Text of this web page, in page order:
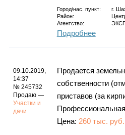
Город/нас. пункт: г.
Район:
Агентство:
Подробнее
09.10.2019,
14:37
№ 245732
Продаю —
Участки и
дачи
Продается
собственности
приставов (за
Цена: 260 тыс. руб.